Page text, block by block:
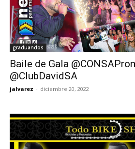
graduandos
Baile de Gala
@ClubDavidSA
jalvarez - diciembre 20, 2022